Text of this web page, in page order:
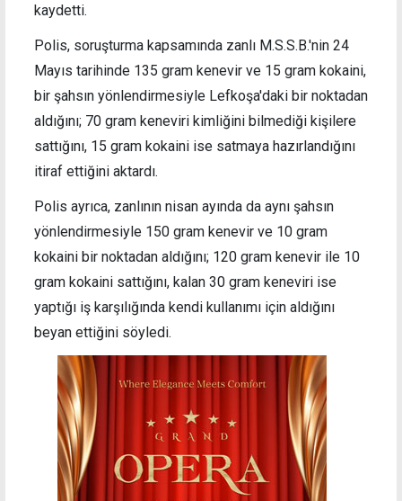
kaydetti.
Polis, soruşturma kapsamında zanlı M.S.S.B.'nin 24
Mayıs tarihinde 135 gram kenevir ve 15 gram kokaini,
bir şahsın yönlendirmesiyle Lefkoşa'daki bir noktadan
aldığını; 70 gram keneviri kimliğini bilmediği kişilere
sattığını, 15 gram kokaini ise satmaya hazırlandığını
itiraf ettiğini aktardı.
Polis ayrıca, zanlının nisan ayında da aynı şahsın
yönlendirmesiyle 150 gram kenevir ve 10 gram
kokaini bir noktadan aldığını; 120 gram kenevir ile 10
gram kokaini sattığını, kalan 30 gram keneviri ise
yaptığı iş karşılığında kendi kullanımı için aldığını
beyan ettiğini söyledi.